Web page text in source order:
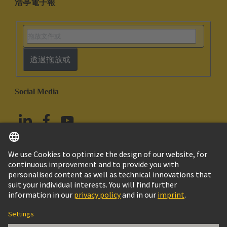
浩亭電子報
透過拖放或
Social Media
台灣 繁体中文
© HARTING浩亭技術集團